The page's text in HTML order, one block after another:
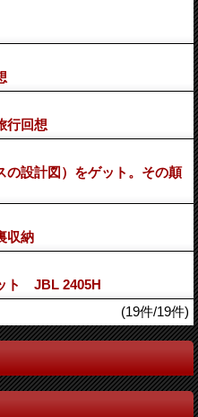
行回想
の設計図）をゲット。その顛
収納
ト JBL 2405H
(19件/19件)